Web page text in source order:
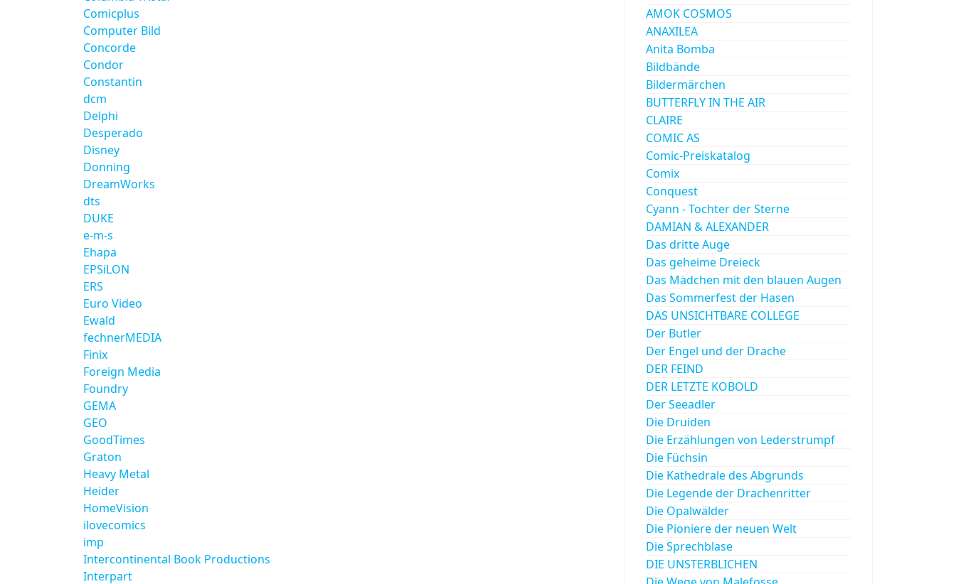
Comicplus
Computer Bild
Concorde
Condor
Constantin
dcm
Delphi
Desperado
Disney
Donning
DreamWorks
dts
DUKE
e-m-s
Ehapa
EPSiLON
ERS
Euro Video
Ewald
fechnerMEDIA
Finix
Foreign Media
Foundry
GEMA
GEO
GoodTimes
Graton
Heavy Metal
Heider
HomeVision
ilovecomics
imp
Intercontinental Book Productions
Interpart
AMOK COSMOS
ANAXILEA
Anita Bomba
Bildbände
Bildermärchen
BUTTERFLY IN THE AIR
CLAIRE
COMIC AS
Comic-Preiskatalog
Comix
Conquest
Cyann - Tochter der Sterne
DAMIAN & ALEXANDER
Das dritte Auge
Das geheime Dreieck
Das Mädchen mit den blauen Augen
Das Sommerfest der Hasen
DAS UNSICHTBARE COLLEGE
Der Butler
Der Engel und der Drache
DER FEIND
DER LETZTE KOBOLD
Der Seeadler
Die Druiden
Die Erzählungen von Lederstrumpf
Die Füchsin
Die Kathedrale des Abgrunds
Die Legende der Drachenritter
Die Opalwälder
Die Pioniere der neuen Welt
Die Sprechblase
DIE UNSTERBLICHEN